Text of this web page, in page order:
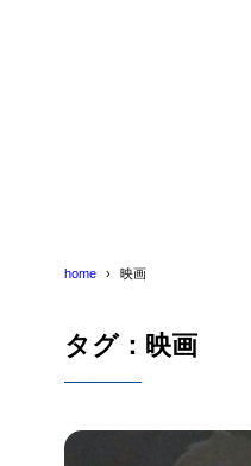
home 映画
タグ：映画